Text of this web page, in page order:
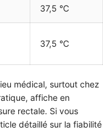
37,5 °C
37,5 °C
médical, surtout chez
affiche en
rectale. Si vous
détaillé sur la fiabilité